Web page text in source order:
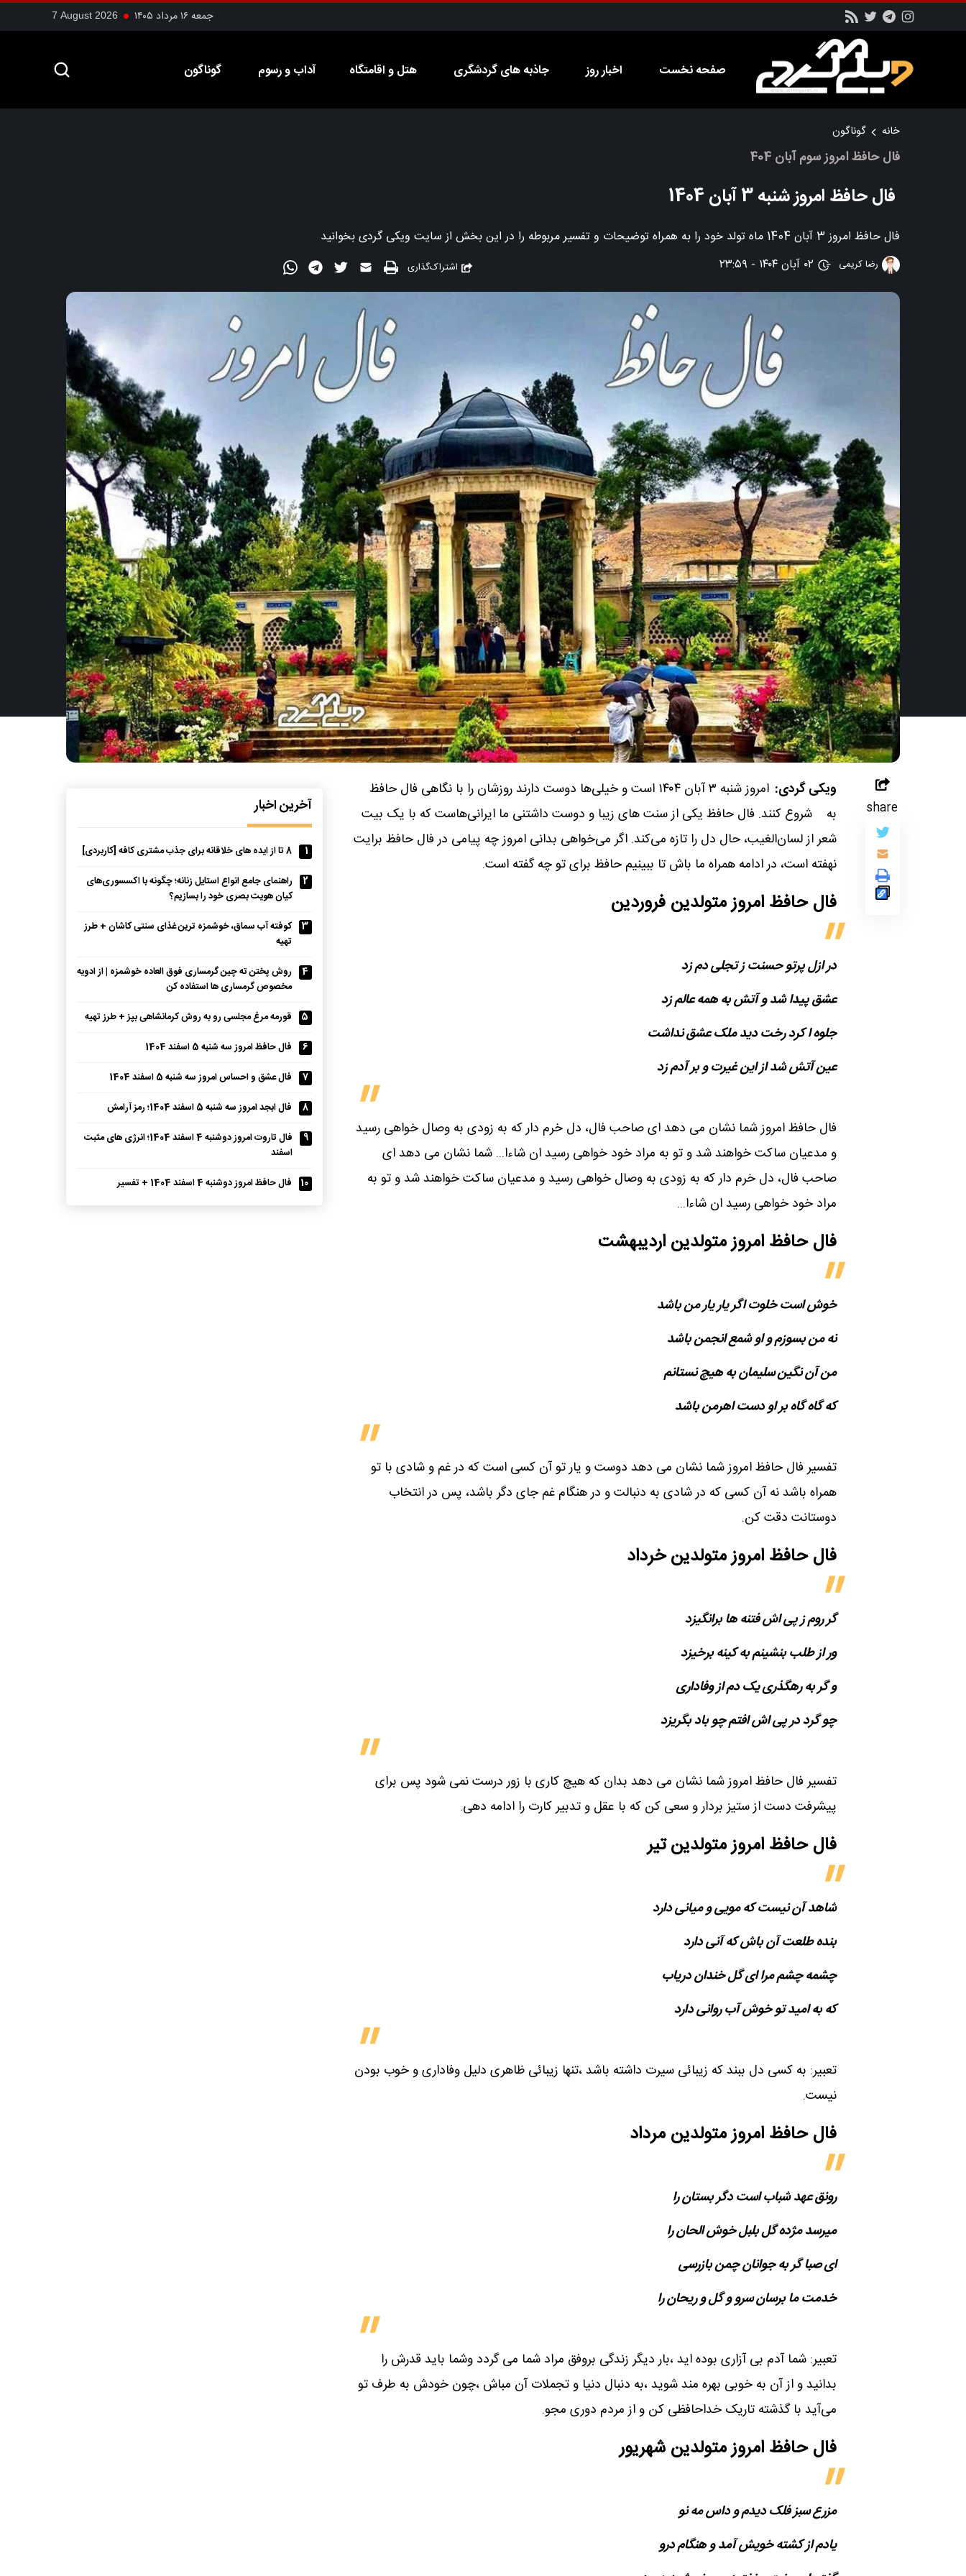
جمعه ۱۶ مرداد ۱۴۰۵ 7 August 2026
صفحه نخست اخبار روز جاذبه های گردشگری هتل و اقامتگاه آداب و رسوم گوناگون
خانه گوناگون
فال حافظ امروز سوم آبان 404
فال حافظ امروز شنبه 3 آبان 1404
فال حافظ امروز 3 آبان 1404 ماه تولد خود را به همراه توضیحات و تفسیر مربوطه را در این بخش از سایت ویکی گردی بخوانید
اشتراک‌گذاری رضا کریمی ۰۲ آبان ۱۴۰۴ - ۲۳:۵۹
ویکی گردی:
امروز شنبه ۳ آبان ۱۴۰۴ است و خیلی‌ها دوست دارند روزشان را با نگاهی فال حافظ
به
شروع کنند. فال حافظ یکی از سنت‌ های زیبا و دوست‌ داشتنی ما ایرانی‌هاست که با یک بیت
شعر از لسان‌الغیب، حال دل را تازه می‌کند. اگر می‌خواهی بدانی امروز چه پیامی در فال حافظ برایت
نهفته است، در ادامه همراه ما باش تا ببینیم حافظ برای تو چه گفته است.
فال حافظ امروز متولدین‌ فروردین
در ازل پرتو حسنت ز تجلی دم زد
عشق پیدا شد و آتش به همه عالم زد
جلوه ا کرد رخت دید ملک عشق نداشت
عین آتش شد از این غیرت و بر آدم زد
فال حافظ امروز شما نشان می دهد ای صاحب فال، دل خرم دار که به زودی به وصال خواهی رسید
و مدعیان ساکت خواهند شد و تو به مراد خود خواهی رسید ان شاءا... شما نشان می دهد ای
صاحب فال، دل خرم دار که به زودی به وصال خواهی رسید و مدعیان ساکت خواهند شد و تو به
مراد خود خواهی رسید ان شاءا...
فال حافظ امروز متولدین‌ اردیبهشت
خوش است خلوت اگر یار یار من باشد
نه من بسوزم و او شمع انجمن باشد
من آن نگین سلیمان به هیچ نستانم
که گاه گاه بر او دست اهرمن باشد
تفسیر فال حافظ امروز شما نشان می دهد دوست و یار تو آن کسی است که در غم و شادی با تو
همراه باشد نه آن کسی که در شادی به دنبالت و در هنگام غم جای دگر باشد، پس در انتخاب
دوستانت دقت کن.
فال حافظ امروز متولدین‌ خرداد
گر روم ز پی اش فتنه ها برانگیزد
ور از طلب بنشینم به کینه برخیزد
و گر به رهگذری یک دم از وفاداری
چو گرد در پی اش افتم چو باد بگریزد
تفسیر فال حافظ امروز شما نشان می دهد بدان که هیچ کاری با زور درست نمی شود پس برای
پیشرفت دست از ستیز بردار و سعی کن که با عقل و تدبیر کارت را ادامه دهی.
فال حافظ امروز متولدین‌ تیر
شاهد آن نیست که مویی و میانی دارد
بنده طلعت آن باش که آنی دارد
چشمه چشم مرا ای گل خندان دریاب
که به امید تو خوش آب روانی دارد
تعبیر: به کسی دل ببند که زیبائی سیرت داشته باشد ،تنها زیبائی ظاهری دلیل وفاداری و خوب بودن
نیست.
فال حافظ امروز متولدین‌ مرداد
رونق عهد شباب است دگر بستان را
می​رسد مژده گل بلبل خوش الحان را
ای صبا گر به جوانان چمن بازرسی
خدمت ما برسان سرو و گل و ریحان را
تعبیر: شما آدم بی آزاری بوده اید ،بار دیگر زندگی بروفق مراد شما می گردد وشما باید قدرش را
بدانید و از آن به خوبی بهره مند شوید ،به دنبال دنیا و تجملات آن مباش ،چون خودش به طرف تو
می‌آید با گذشته تاریک خداحافظی کن و از مردم دوری مجو.
فال حافظ امروز متولدین‌ شهریور
مزرع سبز فلک دیدم و داس مه نو
یادم از کشته خویش آمد و هنگام درو
آخرین اخبار
1
8 تا از ایده های خلاقانه برای جذب مشتری کافه [کاربردی]
2
راهنمای جامع انواع استایل زنانه؛ چگونه با اکسسوری‌های
کیان هویت بصری خود را بسازیم؟
3
کوفته آب سماق، خوشمزه ترین غذای سنتی کاشان + طرز
تهیه
4
روش پختن ته چین گرمساری فوق العاده خوشمزه | از ادویه
مخصوص گرمساری ها استفاده کن
5
قورمه مرغ مجلسی رو به روش کرمانشاهی بپز + طرز تهیه
6
فال حافظ امروز سه شنبه 5 اسفند 1404
7
فال عشق و احساس امروز سه شنبه 5 اسفند 1404
8
فال ابجد امروز سه شنبه 5 اسفند 1404؛ رمز آرامش
9
فال تاروت امروز دوشنبه 4 اسفند 1404؛ انرژی های مثبت
اسفند
10
فال حافظ امروز دوشنبه 4 اسفند 1404 + تفسیر
share